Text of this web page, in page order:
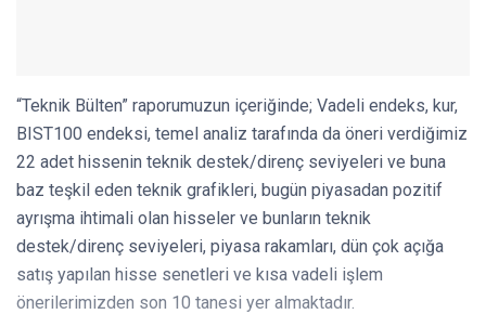
“Teknik Bülten” raporumuzun içeriğinde; Vadeli endeks, kur,
BIST100 endeksi, temel analiz tarafında da öneri verdiğimiz
22 adet hissenin teknik destek/direnç seviyeleri ve buna
baz teşkil eden teknik grafikleri, bugün piyasadan pozitif
ayrışma ihtimali olan hisseler ve bunların teknik
destek/direnç seviyeleri, piyasa rakamları, dün çok açığa
satış yapılan hisse senetleri ve kısa vadeli işlem
önerilerimizden son 10 tanesi yer almaktadır.